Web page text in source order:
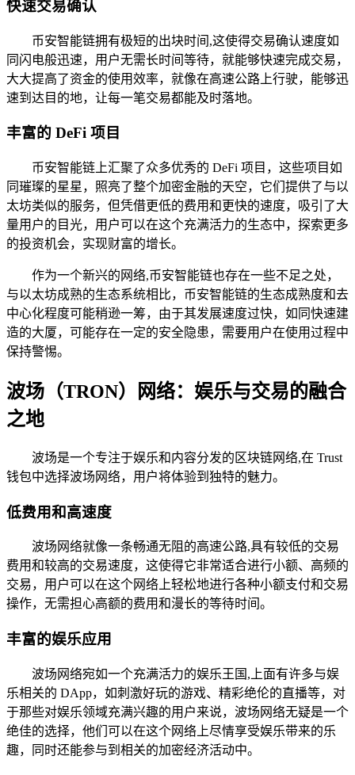
快速交易确认
币安智能链拥有极短的出块时间,这使得交易确认速度如
同闪电般迅速，用户无需长时间等待，就能够快速完成交易，
大大提高了资金的使用效率，就像在高速公路上行驶，能够迅
速到达目的地，让每一笔交易都能及时落地。
丰富的 DeFi 项目
币安智能链上汇聚了众多优秀的 DeFi 项目，这些项目如
同璀璨的星星，照亮了整个加密金融的天空，它们提供了与以
太坊类似的服务，但凭借更低的费用和更快的速度，吸引了大
量用户的目光，用户可以在这个充满活力的生态中，探索更多
的投资机会，实现财富的增长。
作为一个新兴的网络,币安智能链也存在一些不足之处，
与以太坊成熟的生态系统相比，币安智能链的生态成熟度和去
中心化程度可能稍逊一筹，由于其发展速度过快，如同快速建
造的大厦，可能存在一定的安全隐患，需要用户在使用过程中
保持警惕。
波场（TRON）网络：娱乐与交易的融合
之地
波场是一个专注于娱乐和内容分发的区块链网络,在 Trust
钱包中选择波场网络，用户将体验到独特的魅力。
低费用和高速度
波场网络就像一条畅通无阻的高速公路,具有较低的交易
费用和较高的交易速度，这使得它非常适合进行小额、高频的
交易，用户可以在这个网络上轻松地进行各种小额支付和交易
操作，无需担心高额的费用和漫长的等待时间。
丰富的娱乐应用
波场网络宛如一个充满活力的娱乐王国,上面有许多与娱
乐相关的 DApp，如刺激好玩的游戏、精彩绝伦的直播等，对
于那些对娱乐领域充满兴趣的用户来说，波场网络无疑是一个
绝佳的选择，他们可以在这个网络上尽情享受娱乐带来的乐
趣，同时还能参与到相关的加密经济活动中。